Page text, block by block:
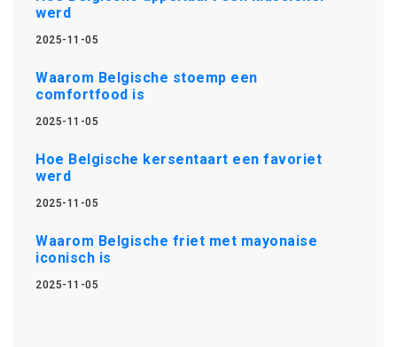
werd
2025-11-05
Waarom Belgische stoemp een
comfortfood is
2025-11-05
Hoe Belgische kersentaart een favoriet
werd
2025-11-05
Waarom Belgische friet met mayonaise
iconisch is
2025-11-05